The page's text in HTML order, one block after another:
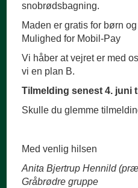
snobrødsbagning.
Maden er gratis for børn
Mulighed for Mobil-Pay
Vi håber at vejret er med
vi en plan B.
Tilmelding senest 4. juni
Skulle du glemme
Med venlig hilsen
Anita Bjertrup Hennild
Gråbrødre gruppe